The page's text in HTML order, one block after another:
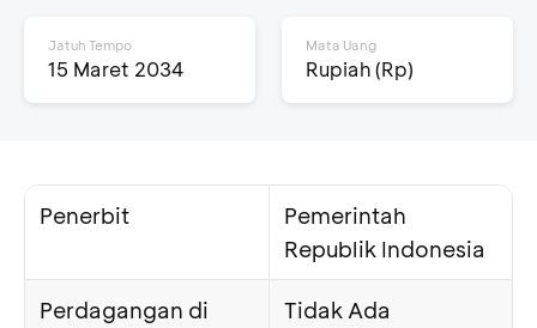
Jatuh Tempo
15 Maret 2034
Mata Uang
Rupiah (Rp)
Penerbit
Pemerintah
Republik Indonesia
Perdagangan di
Tidak Ada